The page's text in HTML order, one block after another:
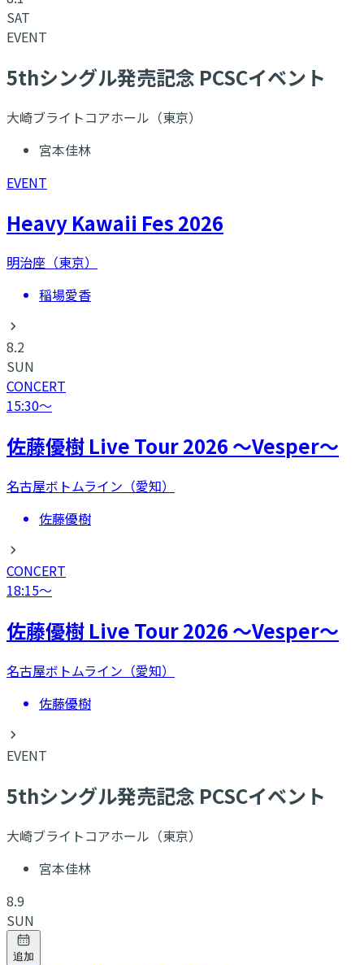
SAT
EVENT
5thシングル発売記念 PCSCイベント
大崎ブライトコアホール（東京）
宮本佳林
EVENT
Heavy Kawaii Fes 2026
明治座（東京）
稲場愛香
8.2
SUN
CONCERT
15:30〜
​佐藤優樹 Live Tour 2026 〜Vesper〜
名古屋ボトムライン（愛知）
佐藤優樹
CONCERT
18:15〜
​佐藤優樹 Live Tour 2026 〜Vesper〜
名古屋ボトムライン（愛知）
佐藤優樹
EVENT
5thシングル発売記念 PCSCイベント
大崎ブライトコアホール（東京）
宮本佳林
8.9
SUN
追加